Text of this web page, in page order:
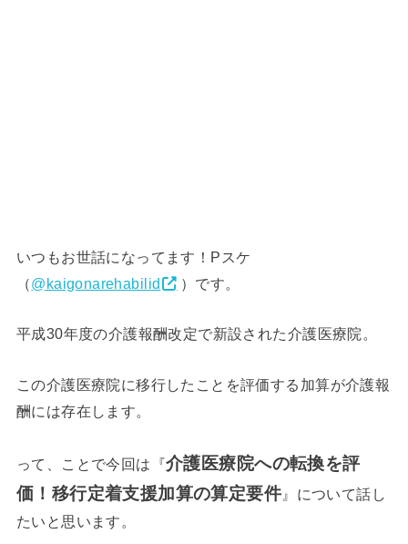
いつもお世話になってます！Pスケ
（@kaigonarehabilid ）です。
平成30年度の介護報酬改定で新設された介護医療院。
この介護医療院に移行したことを評価する加算が介護報
酬には存在します。
って、ことで今回は『介護医療院への転換を評
価！移行定着支援加算の算定要件 』について話し
たいと思います。